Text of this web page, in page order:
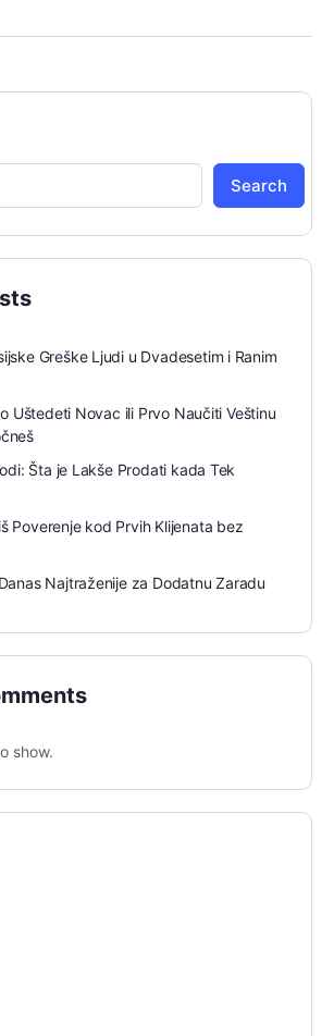
Search
Greške Ljudi u Dvadesetim i Ranim
Uštedeti Novac ili Prvo Naučiti Veštinu
Šta je Lakše Prodati kada Tek
Poverenje kod Prvih Klijenata bez
Najtraženije za Dodatnu Zaradu
show.